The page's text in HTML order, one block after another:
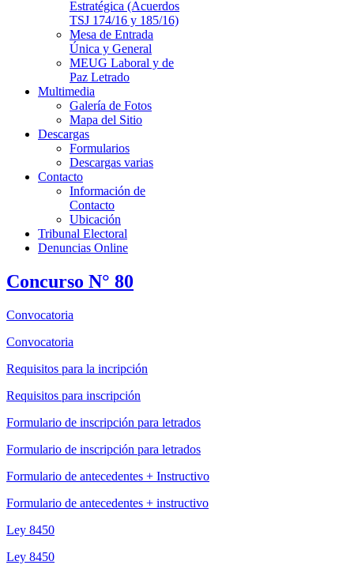
Estratégica (Acuerdos
TSJ 174/16 y 185/16)
Mesa de Entrada
Única y General
MEUG Laboral y de
Paz Letrado
Multimedia
Galería de Fotos
Mapa del Sitio
Descargas
Formularios
Descargas varias
Contacto
Información de
Contacto
Ubicación
Tribunal Electoral
Denuncias Online
Concurso N° 80
Convocatoria
Convocatoria
Requisitos para la incripción
Requisitos para inscripción
Formulario de inscripción para letrados
Formulario de inscripción para letrados
Formulario de antecedentes + Instructivo
Formulario de antecedentes + instructivo
Ley 8450
Ley 8450